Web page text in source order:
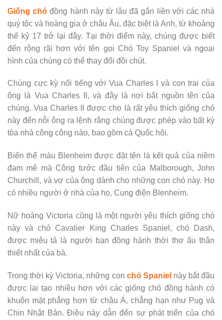
Giống chó đồng hành này từ lâu đã gắn liền với các nhà
quý tộc và hoàng gia ở châu Âu, đặc biệt là Anh, từ khoảng
thế kỷ 17 trở lại đây. Tại thời điểm này, chúng được biết
đến rộng rãi hơn với tên gọi Chó Toy Spaniel và ngoại
hình của chúng có thể thay đổi đôi chút.
Chúng cực kỳ nổi tiếng với Vua Charles I và con trai của
ông là Vua Charles II, và đây là nơi bắt nguồn tên của
chúng. Vua Charles II được cho là rất yêu thích giống chó
này đến nỗi ông ra lệnh rằng chúng được phép vào bất kỳ
tòa nhà công cộng nào, bao gồm cả Quốc hội.
Biến thể màu Blenheim được đặt tên là kết quả của niềm
đam mê mà Công tước đầu tiên của Malborough, John
Churchill, và vợ của ông dành cho những con chó này. Họ
có nhiều người ở nhà của họ, Cung điện Blenheim.
Nữ hoàng Victoria cũng là một người yêu thích giống chó
này và chó Cavalier King Charles Spaniel, chó Dash,
được miêu tả là người bạn đồng hành thời thơ ấu thân
thiết nhất của bà.
Trong thời kỳ Victoria, những con chó Spaniel này bắt đầu
được lai tạo nhiều hơn với các giống chó đồng hành có
khuôn mặt phẳng hơn từ châu Á, chẳng hạn như Pug và
Chin Nhật Bản. Điều này dẫn đến sự phát triển của chó